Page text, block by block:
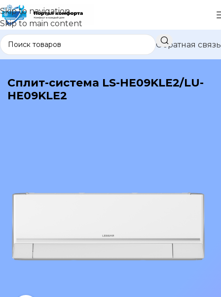
Skip to navigation
Skip to main content
Обратная связь
В каталог
Сплит-система LS-HE09KLE2/LU-
HE09KLE2